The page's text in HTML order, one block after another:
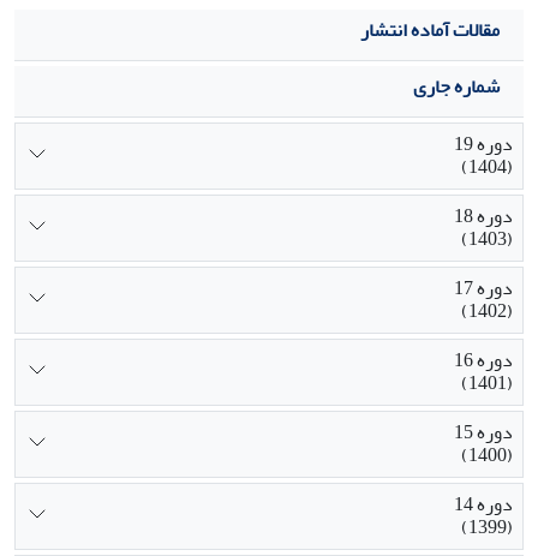
مقالات آماده انتشار
شماره جاری
دوره 19
(1404)
دوره 18
(1403)
دوره 17
(1402)
دوره 16
(1401)
دوره 15
(1400)
دوره 14
(1399)